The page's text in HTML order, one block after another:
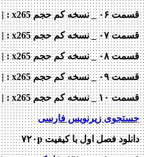
قسمت ۰۶ _ نسخه کم حجم x265 : |
قسمت ۰۷ _ نسخه کم حجم x265 : |
قسمت ۰۸ _ نسخه کم حجم x265 : |
قسمت ۰۹ _ نسخه کم حجم x265 : |
قسمت ۱۰ _ نسخه کم حجم x265 : |
جستجوی زیرنویس فارسی
دانلود فصل اول با کیفیت ۷۲۰p